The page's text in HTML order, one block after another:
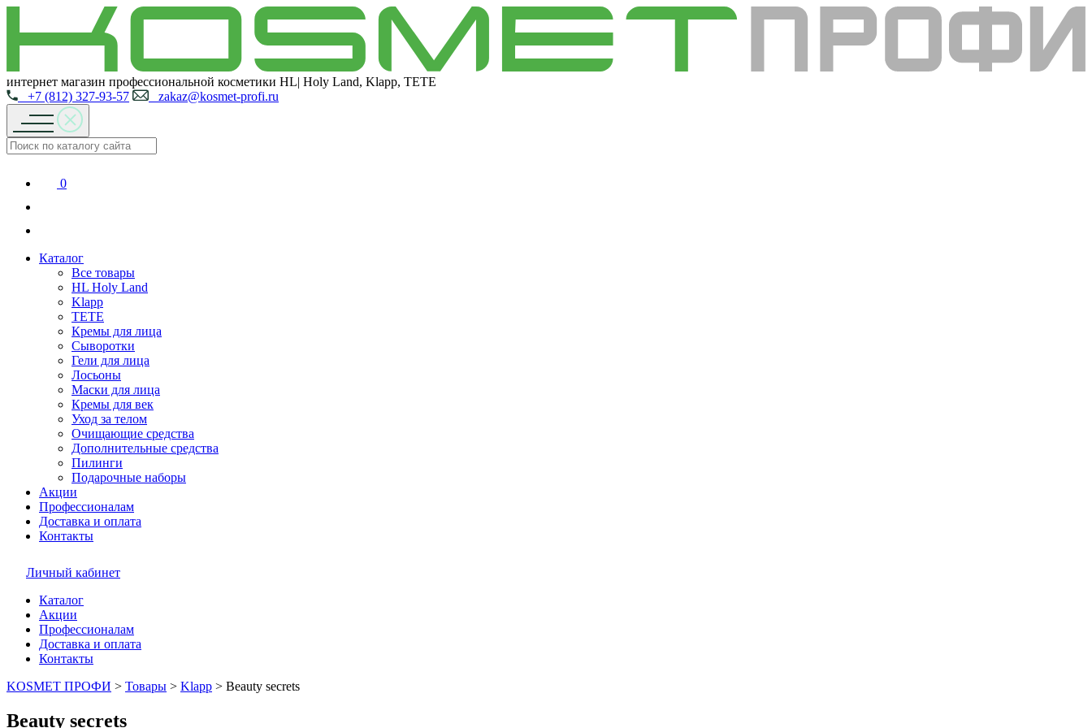
интернет магазин профессиональной косметики HL| Holy Land, Klapp, TETE
+7 (812) 327-93-57
zakaz@kosmet-profi.ru
0
Каталог
Все товары
HL Holy Land
Klapp
TETE
Кремы для лица
Сыворотки
Гели для лица
Лосьоны
Маски для лица
Кремы для век
Уход за телом
Очищающие средства
Дополнительные средства
Пилинги
Подарочные наборы
Акции
Профессионалам
Доставка и оплата
Контакты
Личный кабинет
Каталог
Акции
Профессионалам
Доставка и оплата
Контакты
KOSMET ПРОФИ > Товары > Klapp > Beauty secrets
Beauty secrets